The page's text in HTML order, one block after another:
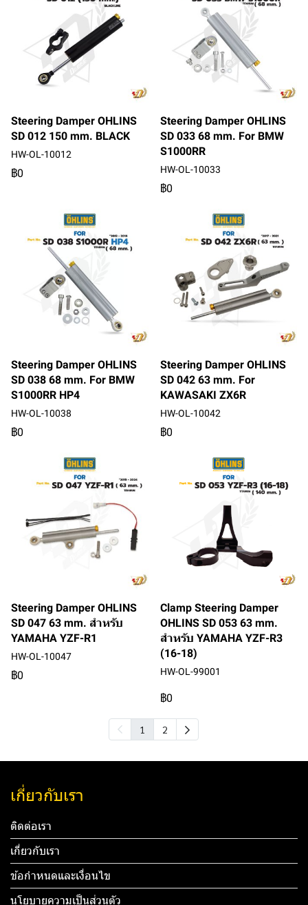
Steering Damper OHLINS
SD 012 150 mm. BLACK
HW-OL-10012
฿0
Steering Damper OHLINS
SD 033 68 mm. For BMW
S1000RR
HW-OL-10033
฿0
Steering Damper OHLINS
SD 038 68 mm. For BMW
S1000RR HP4
HW-OL-10038
฿0
Steering Damper OHLINS
SD 042 63 mm. For
KAWASAKI ZX6R
HW-OL-10042
฿0
Steering Damper OHLINS
SD 047 63 mm. สำหรับ
YAMAHA YZF-R1
HW-OL-10047
฿0
Clamp Steering Damper
OHLINS SD 053 63 mm.
สำหรับ YAMAHA YZF-R3
(16-18)
HW-OL-99001
฿0
1 2
เกี่ยวกับเรา
ติดต่อเรา
เกี่ยวกับเรา
ข้อกำหนดและเงื่อนไข
นโยบายความเป็นส่วนตัว